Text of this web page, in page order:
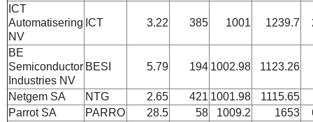
ICT
Automatisering
NV
ICT 3.22 385 1001 1239.7
BE
Semiconductor
Industries NV
BESI 5.79 194 1002.98 1123.26
Netgem SA NTG 2.65 421 1001.98 1115.65
Parrot SA
PARRO 28.5 58 1009.2 1653